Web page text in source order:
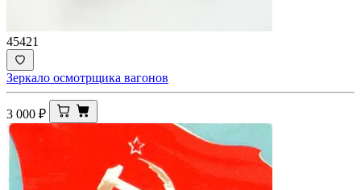
45421
Зеркало осмотрщика вагонов
3 000 ₽